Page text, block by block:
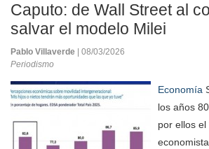
Caputo: de Wall Street al
salvar el modelo Milei
Pablo Villaverde
| 08/03/2026
Periodismo
Economía
los años
por ellos